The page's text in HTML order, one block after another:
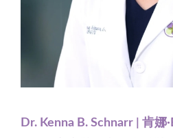
Dr. Kenna B. Schnarr | 肯娜